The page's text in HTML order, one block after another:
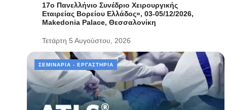
17ο Πανελλήνιο Συνέδριο Χειρουργικής
Εταιρείας Βορείου Ελλάδος», 03-05/12/2026,
Makedonia Palace, Θεσσαλονίκη
Τετάρτη 5 Αυγούστου, 2026
ΣΕΜΙΝΆΡΙΑ - ΕΡΓΑΣΤΉΡΙΑ